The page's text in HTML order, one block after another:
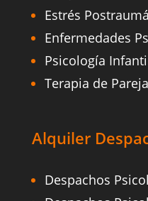
Estrés
Enfermedades
Psicología
Terapia de Pareja
Alquiler
Despachos